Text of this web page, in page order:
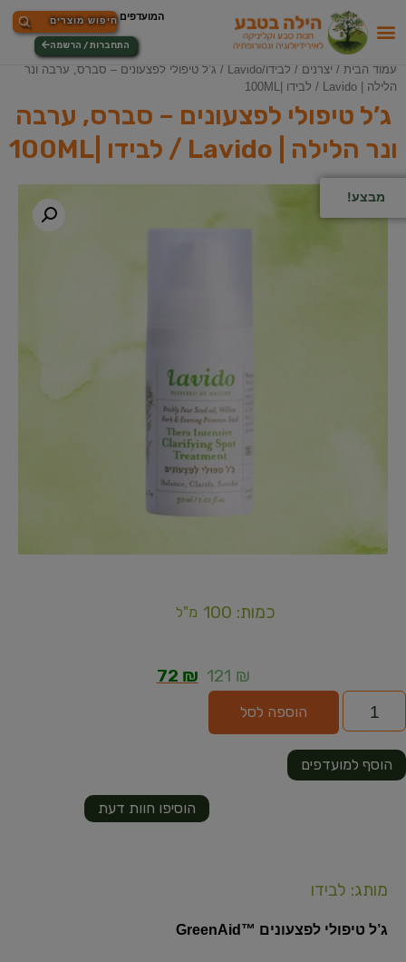
התחברות / הרשמה
עמוד הבית / יצרנים / לבידו/Lavido
/ ג’ל טיפולי לפצעונים – סברס, ערבה ונר
הלילה | Lavido / לבידו |100ML
ג’ל טיפולי לפצעונים – סברס, ערבה
ונר הלילה | Lavido / לבידו |100ML
מבצע!
כמות: 100 מ"ל
121 ₪
72 ₪
הוספה לסל
הוסיפו חוות דעת
הוסף למועדפים
מותג: לבידו
ג’ל טיפולי לפצעונים ™GreenAid